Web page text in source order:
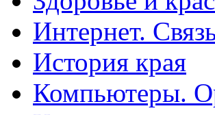
Интернет.
История края
Компьютеры.